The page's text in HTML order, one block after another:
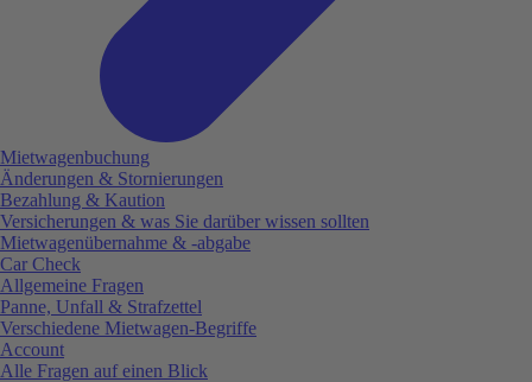
Mietwagenbuchung
Änderungen & Stornierungen
Bezahlung & Kaution
Versicherungen & was Sie darüber wissen sollten
Mietwagenübernahme & -abgabe
Car Check
Allgemeine Fragen
Panne, Unfall & Strafzettel
Verschiedene Mietwagen-Begriffe
Account
Alle Fragen auf einen Blick